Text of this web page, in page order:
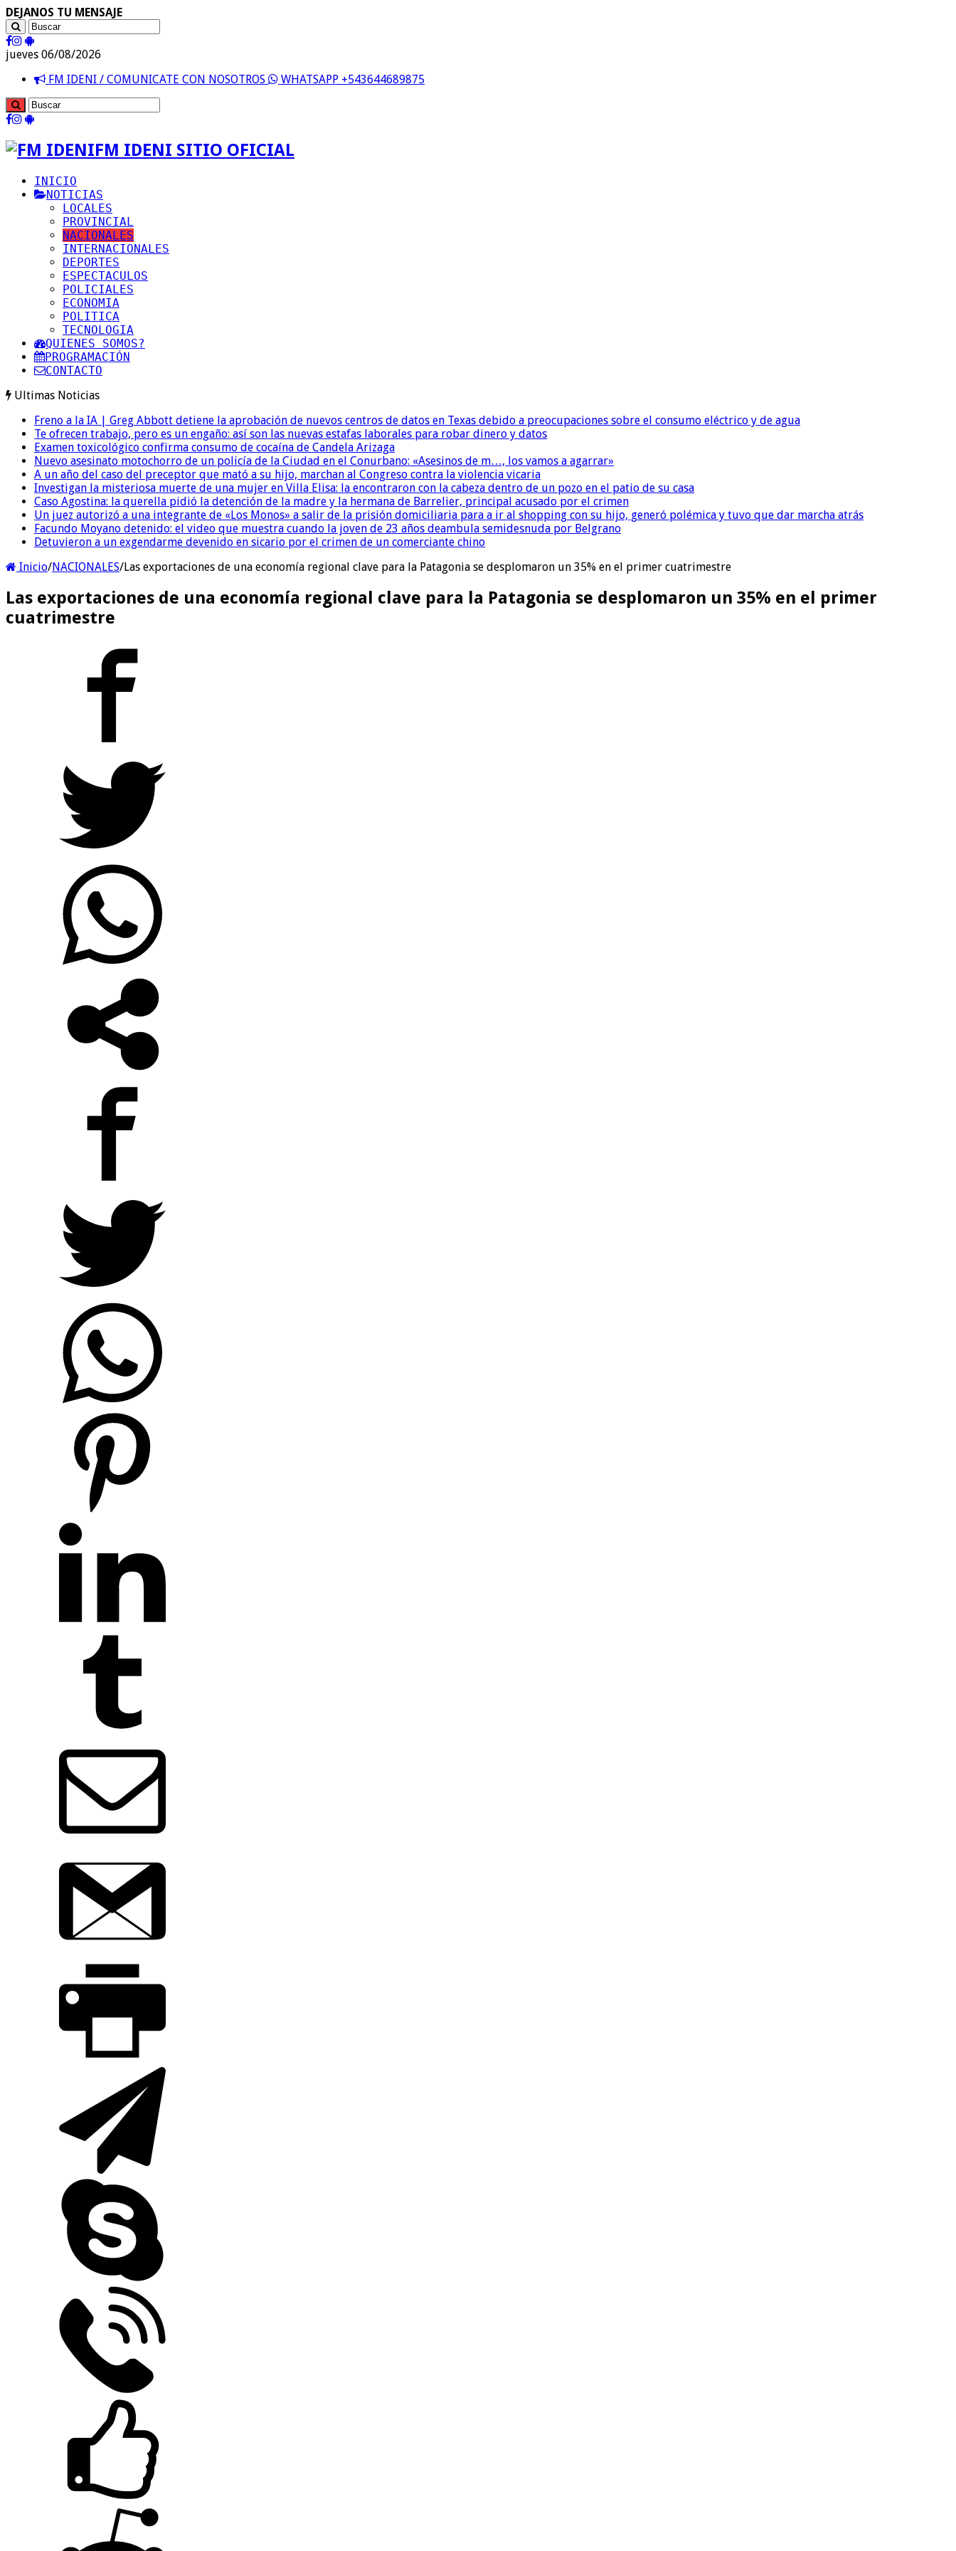
DEJANOS TU MENSAJE
jueves 06/08/2026
FM IDENI / COMUNICATE CON NOSOTROS
WHATSAPP +543644689875
FM IDENI SITIO OFICIAL
INICIO
NOTICIAS
LOCALES
PROVINCIAL
NACIONALES
INTERNACIONALES
DEPORTES
ESPECTACULOS
POLICIALES
ECONOMIA
POLITICA
TECNOLOGIA
QUIENES SOMOS?
PROGRAMACIÓN
CONTACTO
Ultimas Noticias
Freno a la IA | Greg Abbott detiene la aprobación de nuevos centros de datos en Texas debido a preocupaciones sobre el consumo eléctrico y de agua
Te ofrecen trabajo, pero es un engaño: así son las nuevas estafas laborales para robar dinero y datos
Examen toxicológico confirma consumo de cocaína de Candela Arizaga
Nuevo asesinato motochorro de un policía de la Ciudad en el Conurbano: «Asesinos de m…, los vamos a agarrar»
A un año del caso del preceptor que mató a su hijo, marchan al Congreso contra la violencia vicaria
Investigan la misteriosa muerte de una mujer en Villa Elisa: la encontraron con la cabeza dentro de un pozo en el patio de su casa
Caso Agostina: la querella pidió la detención de la madre y la hermana de Barrelier, principal acusado por el crimen
Un juez autorizó a una integrante de «Los Monos» a salir de la prisión domiciliaria para a ir al shopping con su hijo, generó polémica y tuvo que dar marcha atrás
Facundo Moyano detenido: el video que muestra cuando la joven de 23 años deambula semidesnuda por Belgrano
Detuvieron a un exgendarme devenido en sicario por el crimen de un comerciante chino
Inicio/NACIONALES/Las exportaciones de una economía regional clave para la Patagonia se desplomaron un 35% en el primer cuatrimestre
Las exportaciones de una economía regional clave para la Patagonia se desplomaron un 35% en el primer
cuatrimestre